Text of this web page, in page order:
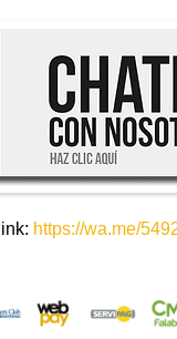
https://wa.me/